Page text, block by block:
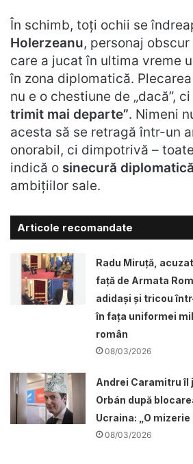
În schimb, toți ochii se
Holerzeanu, personaj
care a jucat în ultima vreme
în zona diplomatică.
nu e o chestiune de „dacă”,
trimit mai departe”. Nimeni
acesta să se retragă într-un
onorabil, ci dimpotrivă –
indică o sinecură diplomatică
ambițiilor sale.
Articole recomandate
Radu Miruță,
față de Armata
adidași și tricou
în fața uniformei
român
08/03/2026
Andrei Caramitru îl
Orbán după
Ucraina: „O mizerie
08/03/2026